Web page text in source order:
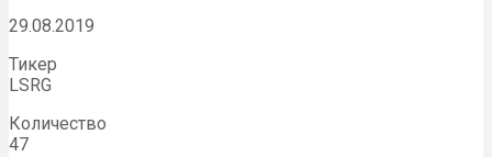
29.08.2019
Тикер
LSRG
Количество
47